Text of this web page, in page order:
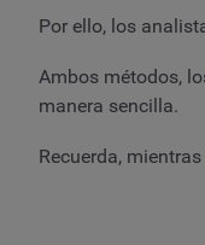
Por ello, los
Ambos métodos,
manera sencilla.
Recuerda,